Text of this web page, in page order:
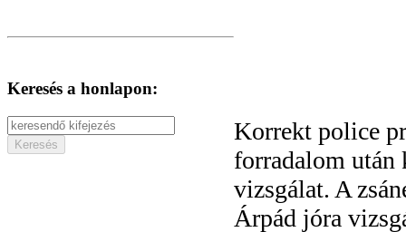
Keresés a honlapon:
Korrekt police
forradalom
vizsgálat. A
Árpád jóra